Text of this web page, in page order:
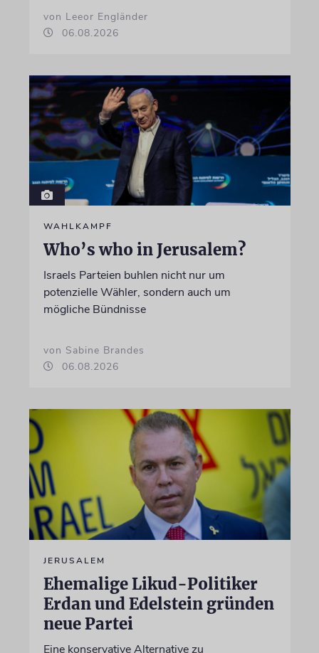
von Leeor Engländer
06.08.2026
WAHLKAMPF
Who’s who in Jerusalem?
Israels Parteien buhlen nicht nur um
potenzielle Wähler, sondern auch um
mögliche Bündnisse
von Sabine Brandes
06.08.2026
JERUSALEM
Ehemalige Likud-Politiker
Erdan und Edelstein gründen
neue Partei
Eine konservative Alternative zu